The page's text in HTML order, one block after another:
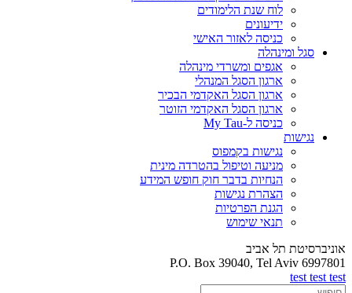
לוח שנת הלימודים
ידיעונים
כניסה לאזור האישי
סגל ומינהלה
אגפים ומשרדי מינהלה
ארגון הסגל המנהלי
ארגון הסגל האקדמי הבכיר
ארגון הסגל האקדמי הזוטר
כניסה ל-My Tau
נגישות
נגישות בקמפוס
מניעה וטיפול בהטרדה מינית
הנחיות בדבר חוק חופש המידע
הצהרת נגישות
הגנת הפרטיות
תנאי שימוש
אוניברסיטת תל אביב
P.O. Box 39040, Tel Aviv 6997801
test test test